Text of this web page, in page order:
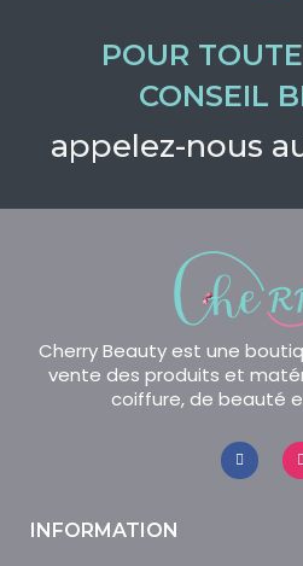
POUR
CONSEIL
appelez-nous
Cherry Beauty est une
vente des produits et
coiffure, de beauté
INFORMATION